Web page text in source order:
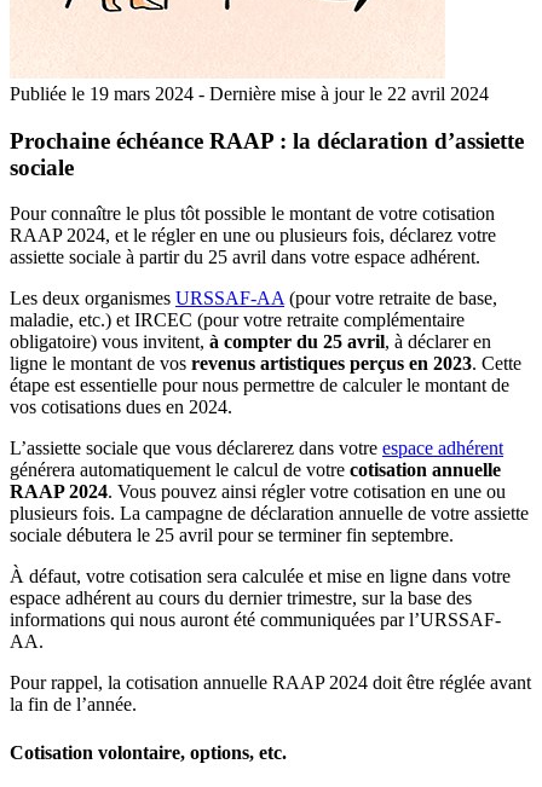
Publiée le 19 mars 2024 - Dernière mise à jour le 22 avril 2024
Prochaine échéance RAAP : la déclaration d’assiette
sociale
Pour connaître le plus tôt possible le montant de votre cotisation
RAAP 2024, et le régler en une ou plusieurs fois, déclarez votre
assiette sociale à partir du 25 avril dans votre espace adhérent.
Les deux organismes URSSAF-AA(pour votre retraite de base,
maladie, etc.) et IRCEC (pour votre retraite complémentaire
obligatoire) vous invitent, à compter du 25 avril, à déclarer en
ligne le montant de vos revenus artistiques perçus en 2023. Cette
étape est essentielle pour nous permettre de calculer le montant de
vos cotisations dues en 2024.
L’assiette sociale que vous déclarerez dans votre espace adhérent
générera automatiquement le calcul de votre cotisation annuelle
RAAP 2024. Vous pouvez ainsi régler votre cotisation en une ou
plusieurs fois. La campagne de déclaration annuelle de votre assiette
sociale débutera le 25 avril pour se terminer fin septembre.
À défaut, votre cotisation sera calculée et mise en ligne dans votre
espace adhérent au cours du dernier trimestre, sur la base des
informations qui nous auront été communiquées par l’URSSAF-
AA.
Pour rappel, la cotisation annuelle RAAP 2024 doit être réglée avant
la fin de l’année.
Cotisation volontaire, options, etc.